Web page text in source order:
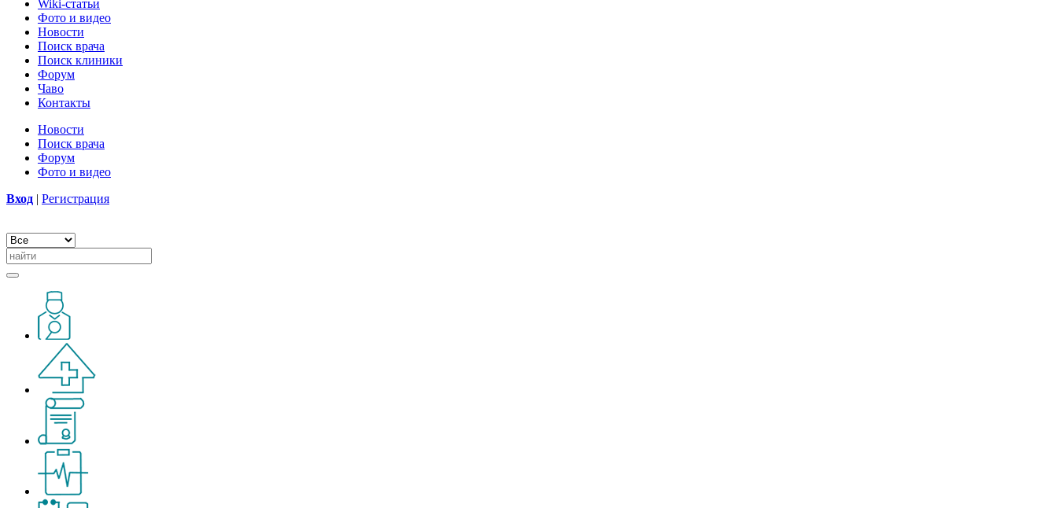
Wiki-статьи
Фото и видео
Новости
Поиск врача
Поиск клиники
Форум
Чаво
Контакты
Новости
Поиск врача
Форум
Фото и видео
Вход | Регистрация